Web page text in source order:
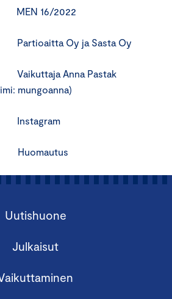
MEN 16/2022
Partioaitta Oy ja Sasta Oy
Vaikuttaja Anna Pastak
mungoanna)
Instagram
Huomautus
Uutishuone
Julkaisut